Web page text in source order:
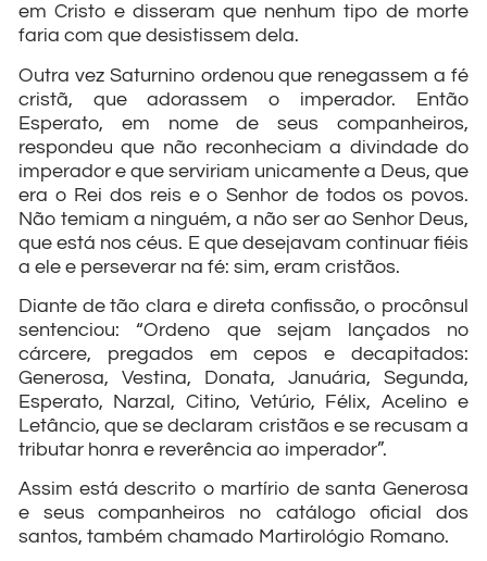
em Cristo e disseram que nenhum tipo de morte
faria com que desistissem dela.
Outra vez Saturnino ordenou que renegassem a fé
cristã, que adorassem o imperador. Então
Esperato, em nome de seus companheiros,
respondeu que não reconheciam a divindade do
imperador e que serviriam unicamente a Deus, que
era o Rei dos reis e o Senhor de todos os povos.
Não temiam a ninguém, a não ser ao Senhor Deus,
que está nos céus. E que desejavam continuar fiéis
a ele e perseverar na fé: sim, eram cristãos.
Diante de tão clara e direta confissão, o procônsul
sentenciou: “Ordeno que sejam lançados no
cárcere, pregados em cepos e decapitados:
Generosa, Vestina, Donata, Januária, Segunda,
Esperato, Narzal, Citino, Vetúrio, Félix, Acelino e
Letâncio, que se declaram cristãos e se recusam a
tributar honra e reverência ao imperador”.
Assim está descrito o martírio de santa Generosa
e seus companheiros no catálogo oficial dos
santos, também chamado Martirológio Romano.